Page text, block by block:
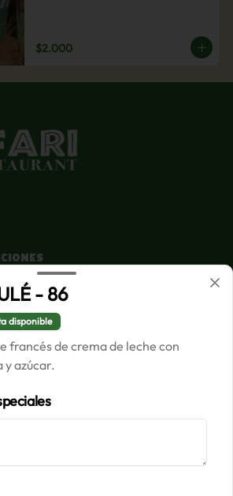
$2.000
- 86
disponible
francés de crema de leche con
y azúcar.